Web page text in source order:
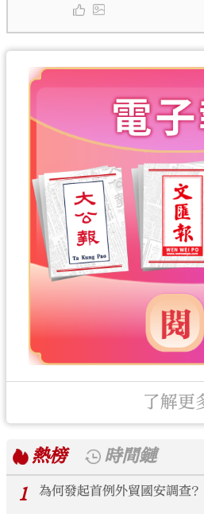
了解更
熱榜
時間鏈
1
為何發起首例外貿國安調查